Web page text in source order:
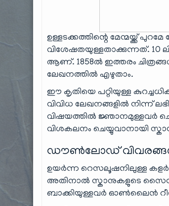
ഉള്ളടക്കത്തിന്റെ മേന്മയ്ക്ക്
വിശേഷതയുള്ളതാക്കുന്നത്. 10
ആണ്. 1858ൽ ഇത്തരം
ലേഖനത്തിൽ എഴുതാം.
ഈ കൃതിയെ പറ്റിയുള്ള
വിവിധ ലേഖനങ്ങളിൽ നിന്ന്
വിഷയത്തിൽ ജ്ഞാനമുള്ളവർ
വിശകലനം ചെയ്യുവാനായി
ഡൗൺലോഡ്
ഉയർന്ന റെസലൂഷനിലുള്ള കളർ
അതിനാൽ സ്കാനുകളുടെ
ബാക്കിയുള്ളവർ ഓൺലൈൻ